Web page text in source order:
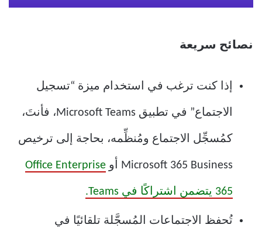
نصائح سريعة
إذا كنت ترغب في استخدام ميزة “تسجيل
الاجتماع” في تطبيق Microsoft Teams، فأنتَ،
كمُسجِّل الاجتماع ومُنظِّمه، بحاجة إلى ترخيص
Microsoft 365 Business أو Office Enterprise
365 يتضمن اشتراكًا في Teams.
تُحفظ الاجتماعات المُسجَّلة تلقائيًا في